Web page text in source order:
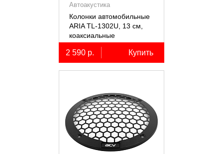
Автоакустика
Колонки автомобильные
ARIA TL-1302U, 13 см,
коаксиальные
двухполосные, 2 шт.
2 590 р. Купить